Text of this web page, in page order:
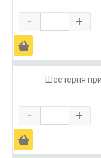
- +
Ä
Шестерня
- +
Ä